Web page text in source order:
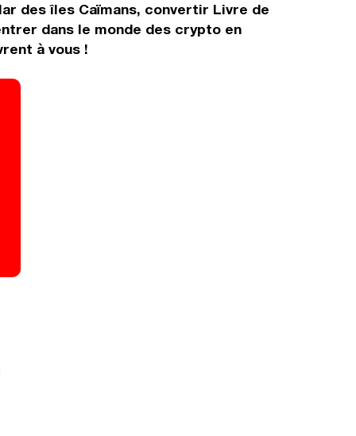
des îles Caïmans, convertir Livre de
dans le monde des crypto en
à vous !